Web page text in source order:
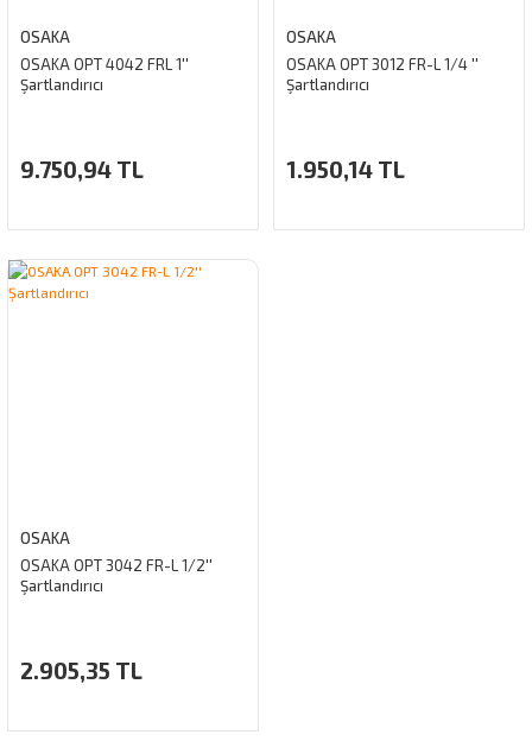
OSAKA
OSAKA OPT 4042 FRL 1''
Şartlandırıcı
9.750,94 TL
OSAKA
OSAKA OPT 3012 FR-L 1/4 ''
Şartlandırıcı
1.950,14 TL
OSAKA
OSAKA OPT 3042 FR-L 1/2''
Şartlandırıcı
2.905,35 TL